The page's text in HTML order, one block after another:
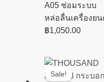
A05 ซ่อมระบบ
หล่อลื่นเครื่องย
฿1,050.00
Sale!
Original
price
Current
price